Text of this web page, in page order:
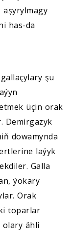
aşyrylmagy
has-da
şu
üçin orak
Demirgazyk
dowamynda
laýyk
Galla
ýokary
Orak
toparlar
olary ähli